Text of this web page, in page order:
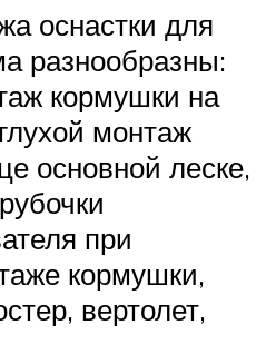
оснастки для
разнообразны:
кормушки на
монтаж
основной леске,
при
кормушки,
вертолет,